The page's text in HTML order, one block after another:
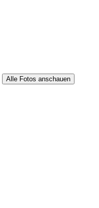
Alle Fotos anschauen